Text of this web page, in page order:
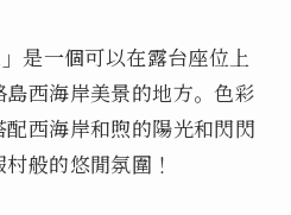
是一個可以在露台座位上
西海岸美景的地方。色彩
西海岸和煦的陽光和閃閃
般的悠閒氛圍！